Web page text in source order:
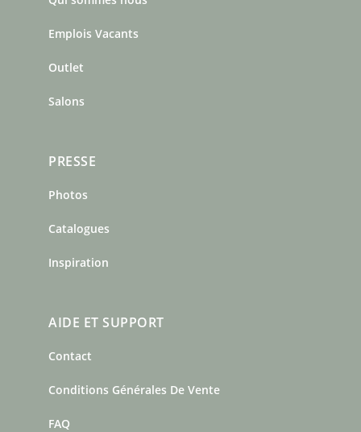
o
o
g
r
Emplois Vacants
Outlet
Salons
PRESSE
Photos
Catalogues
Inspiration
AIDE ET SUPPORT
Contact
Conditions Générales De Vente
FAQ